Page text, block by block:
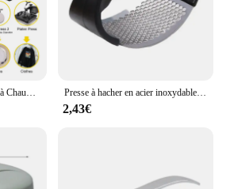
VEVOR 5 6 8 en 1 Presse à Chaud Presse de la Chaleur pour T shirt Presse Chauffante à Commande Numérique Sublimation Multifonctionnelle pour Mug/Tasse à Latte/Chapeau/Plaque/Bouteille Presse à hacher en acier inoxydable, broyeur manuel, outils de fruits et légumes, accessoires de cuisine, gadget
2,43€